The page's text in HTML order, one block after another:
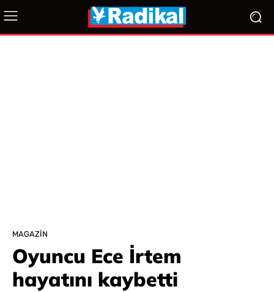
MAGAZIN
Oyuncu Ece İrtem
hayatını kaybetti